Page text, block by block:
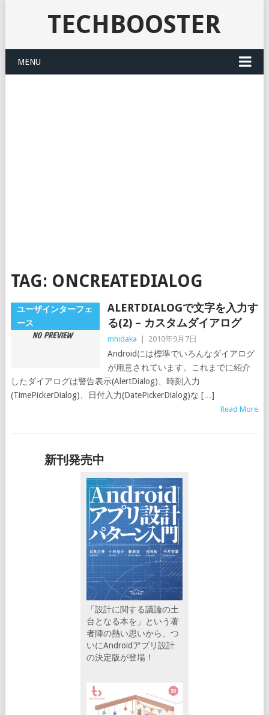
TECHBOOSTER
MENU
TAG: ONCREATEDIALOG
ユーザインターフェ
ース
ALERTDIALOGで文字を入力す
る(2) – カスタムダイアログ
mhidaka 2010年9月7日
Androidには標準でいろんなダイアログ
が用意されています。これまでに紹介
したダイアログは警告表示(AlertDialog)、時刻入力
(TimePickerDialog)、日付入力(DatePickerDialog)な […]
Read More
新刊発売中
「設計に関する議論の土
台となる本を」という著
者陣の熱い思いから、つ
いにAndroidアプリ設計
の決定版が登場！